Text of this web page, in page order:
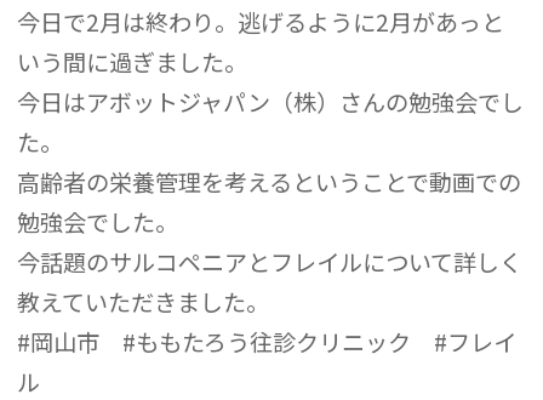
今日で2月は終わり。逃げるように2月があっと
いう間に過ぎました。
今日はアボットジャパン（株）さんの勉強会でし
た。
高齢者の栄養管理を考えるということで動画での
勉強会でした。
今話題のサルコペニアとフレイルについて詳しく
教えていただきました。
#岡山市 #ももたろう往診クリニック #フレイ
ル